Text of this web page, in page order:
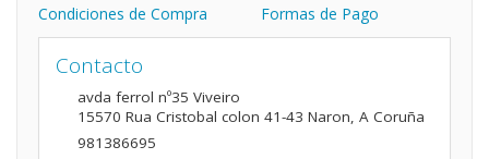
Condiciones de Compra
Formas de Pago
Contacto
avda ferrol nº35 Viveiro
15570 Rua Cristobal colon 41-43 Naron, A Coruña
981386695